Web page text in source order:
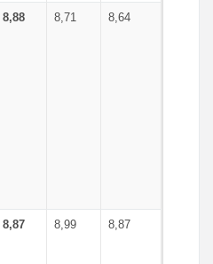
8,88 8,71 8,64
8,87 8,99 8,87